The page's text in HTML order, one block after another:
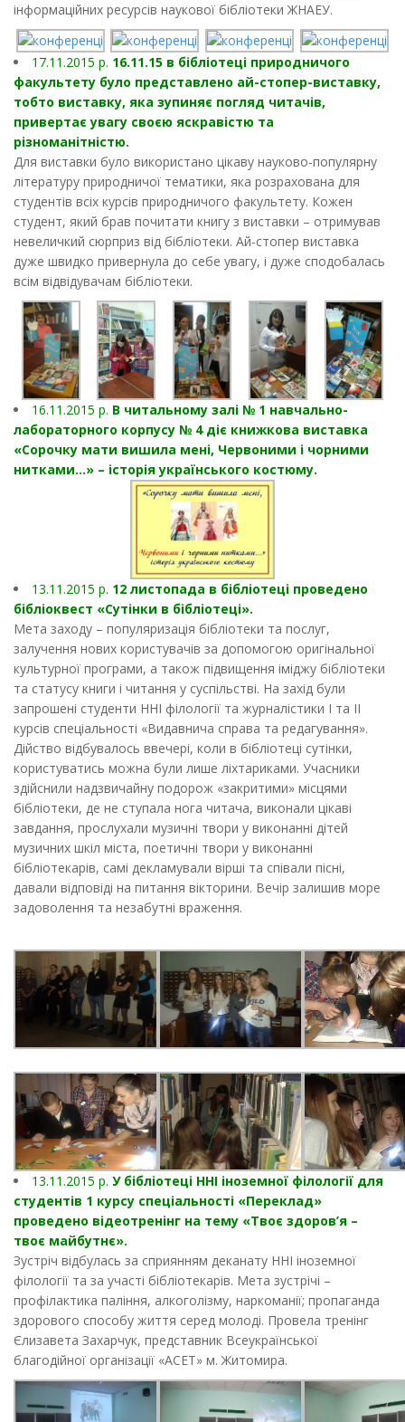
інформаційних ресурсів наукової бібліотеки ЖНАЕУ.
17.11.2015 р. 16.11.15 в бібліотеці природничого
факультету було представлено ай-стопер-виставку,
тобто виставку, яка зупиняє погляд читачів,
привертає увагу своєю яскравістю та
різноманітністю.
Для виставки було використано цікаву науково-популярну
літературу природничої тематики, яка розрахована для
студентів всіх курсів природничого факультету. Кожен
студент, який брав почитати книгу з виставки – отримував
невеличкий сюрприз від бібліотеки. Ай-стопер виставка
дуже швидко привернула до себе увагу, і дуже сподобалась
всім відвідувачам бібліотеки.
16.11.2015 р. В читальному залі № 1 навчально-
лабораторного корпусу № 4 діє книжкова виставка
«Сорочку мати вишила мені, Червоними і чорними
нитками…» – історія українського костюму.
13.11.2015 р. 12 листопада в бібліотеці проведено
бібліоквест «Сутінки в бібліотеці».
Мета заходу – популяризація бібліотеки та послуг,
залучення нових користувачів за допомогою оригінальної
культурної програми, а також підвищення іміджу бібліотеки
та статусу книги і читання у суспільстві. На захід були
запрошені студенти ННІ філології та журналістики І та ІІ
курсів спеціальності «Видавнича справа та редагування».
Дійство відбувалось ввечері, коли в бібліотеці сутінки,
користуватись можна були лише ліхтариками. Учасники
здійснили надзвичайну подорож «закритими» місцями
бібліотеки, де не ступала нога читача, виконали цікаві
завдання, прослухали музичні твори у виконанні дітей
музичних шкіл міста, поетичні твори у виконанні
бібліотекарів, самі декламували вірші та співали пісні,
давали відповіді на питання вікторини. Вечір залишив море
задоволення та незабутні враження.
13.11.2015 р. У бібліотеці ННІ іноземної філології для
студентів 1 курсу спеціальності «Переклад»
проведено відеотренінг на тему «Твоє здоров’я –
твоє майбутнє».
Зустріч відбулась за сприянням деканату ННІ іноземної
філології та за участі бібліотекарів. Мета зустрічі –
профілактика паління, алкоголізму, наркоманії; пропаганда
здорового способу життя серед молоді. Провела тренінг
Єлизавета Захарчук, представник Всеукраїнської
благодійної організації «АСЕТ» м. Житомира.